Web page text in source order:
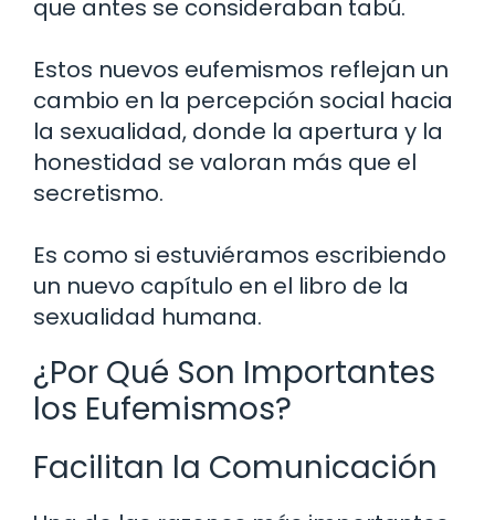
que antes se consideraban tabú.
Estos nuevos eufemismos reflejan un
cambio en la percepción social hacia
la sexualidad, donde la apertura y la
honestidad se valoran más que el
secretismo.
Es como si estuviéramos escribiendo
un nuevo capítulo en el libro de la
sexualidad humana.
¿Por Qué Son Importantes
los Eufemismos?
Facilitan la Comunicación